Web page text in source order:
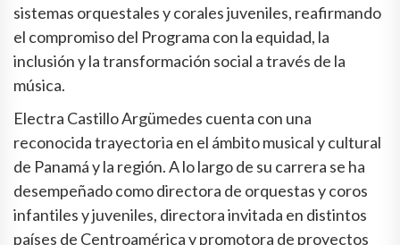
sistemas orquestales y corales juveniles, reafirmando
el compromiso del Programa con la equidad, la
inclusión y la transformación social a través de la
música.
Electra Castillo Argümedes cuenta con una
reconocida trayectoria en el ámbito musical y cultural
de Panamá y la región. A lo largo de su carrera se ha
desempeñado como directora de orquestas y coros
infantiles y juveniles, directora invitada en distintos
países de Centroamérica y promotora de proyectos